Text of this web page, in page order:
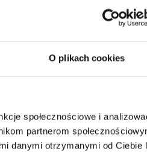
O plikach cookies
społecznościowe i
partnerom
danymi otrzymanymi od Ciebie